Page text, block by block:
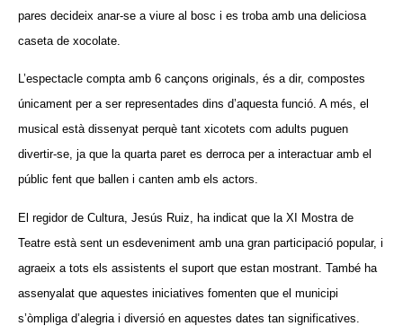
pares decideix anar-se a viure al bosc i es troba amb una deliciosa
caseta de xocolate.
L’espectacle compta amb 6 cançons originals, és a dir, compostes
únicament per a ser representades dins d’aquesta funció. A més, el
musical està dissenyat perquè tant xicotets com adults puguen
divertir-se, ja que la quarta paret es derroca per a interactuar amb el
públic fent que ballen i canten amb els actors.
El regidor de Cultura, Jesús Ruiz, ha indicat que la XI Mostra de
Teatre està sent un esdeveniment amb una gran participació popular, i
agraeix a tots els assistents el suport que estan mostrant. També ha
assenyalat que aquestes iniciatives fomenten que el municipi
s’òmpliga d’alegria i diversió en aquestes dates tan significatives.